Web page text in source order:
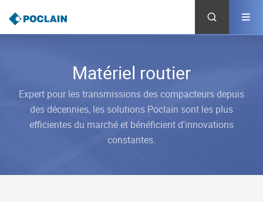
contenu
principal
Matériel routier
Expert pour les transmissions des compacteurs depuis
des décennies, les solutions Poclain sont les plus
efficientes du marché et bénéficient d'innovations
constantes.